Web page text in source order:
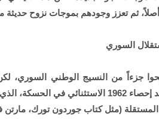
ثم تعزز وجودهم بموجات نزوح حديثة
جزءاً من النسيج الوطني السوري،
ألف كردي من الجنسية بحجة "التسلل من تركيا".
المستقلة (مثل كتاب جوردون تورك،